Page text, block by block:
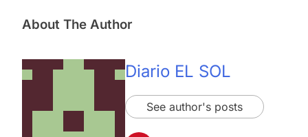
About The Author
Diario EL SOL
See author's posts